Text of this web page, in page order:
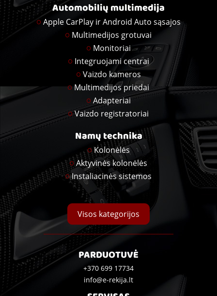
Automobilių multimedija
Apple CarPlay ir Android Auto sąsajos
Multimedijos grotuvai
Monitoriai
Integruojami centrai
Vaizdo kameros
Multimedijos priedai
Adapteriai
Vaizdo registratoriai
Namų technika
Kolonėlės
Aktyvinės kolonėlės
Instaliacinės sistemos
Visos kategorijos
PARDUOTUVĖ
+370 699 17734
info@e-rekija.lt